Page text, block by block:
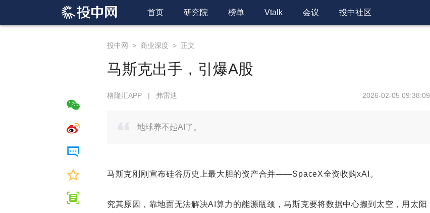
首页 研究院 榜单 Vtalk 会议 投中社区
投中网 > 商业深度 > 正文
马斯克出手，引爆A股
格隆汇APP | 弗雷迪 2026-02-05 09:38:09
地球养不起AI了。
马斯克刚刚宣布硅谷历史上最大胆的资产合并——SpaceX全资收购xAI。
究其原因，靠地面无法解决AI算力的能源瓶颈，马斯克要将数据中心搬到太空，用太阳